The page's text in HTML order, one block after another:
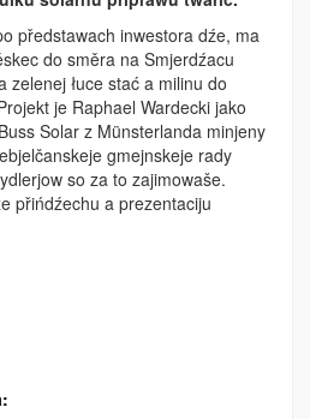
předstawach inwestora dźe, ma
do směra na Smjerdźacu
zelenej łuce stać a milinu do
je Raphael Wardecki jako
Solar z Münsterlanda minjeny
gmejnskeje rady
so za to zajimowaše.
přińdźechu a prezentaciju